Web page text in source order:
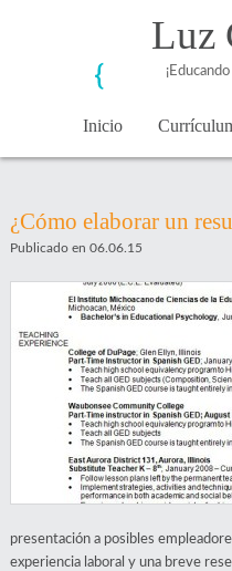
Luz
Inicio
¿Cómo elaborar un
Publicado en 06.06.15
presentación a posibles
experiencia laboral y una breve